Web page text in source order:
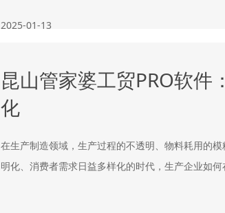
2025-01-13
昆山管家婆工贸PRO软
化
在生产制造领域，生产过程的不透明、物料耗用的
明化、消费者需求日益多样化的时代，生产企业如何